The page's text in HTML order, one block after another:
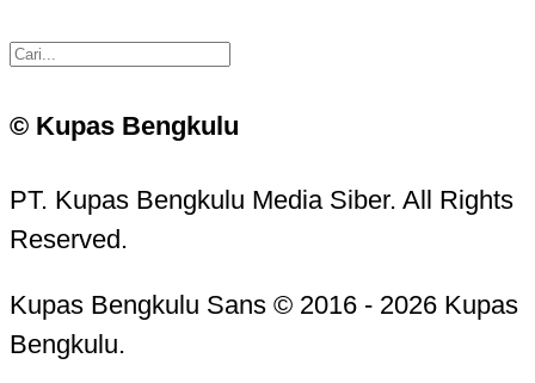
© Kupas Bengkulu
PT. Kupas Bengkulu Media Siber. All Rights
Reserved.
Kupas Bengkulu Sans © 2016 - 2026 Kupas
Bengkulu.